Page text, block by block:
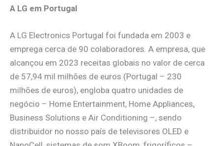
A LG em Portugal
A LG Electronics Portugal foi fundada em 2003 e
emprega cerca de 90 colaboradores. A empresa, que
alcançou em 2023 receitas globais no valor de cerca
de 57,94 mil milhões de euros (Portugal – 230
milhões de euros), engloba quatro unidades de
negócio – Home Entertainment, Home Appliances,
Business Solutions e Air Conditioning –, sendo
distribuidor no nosso país de televisores OLED e